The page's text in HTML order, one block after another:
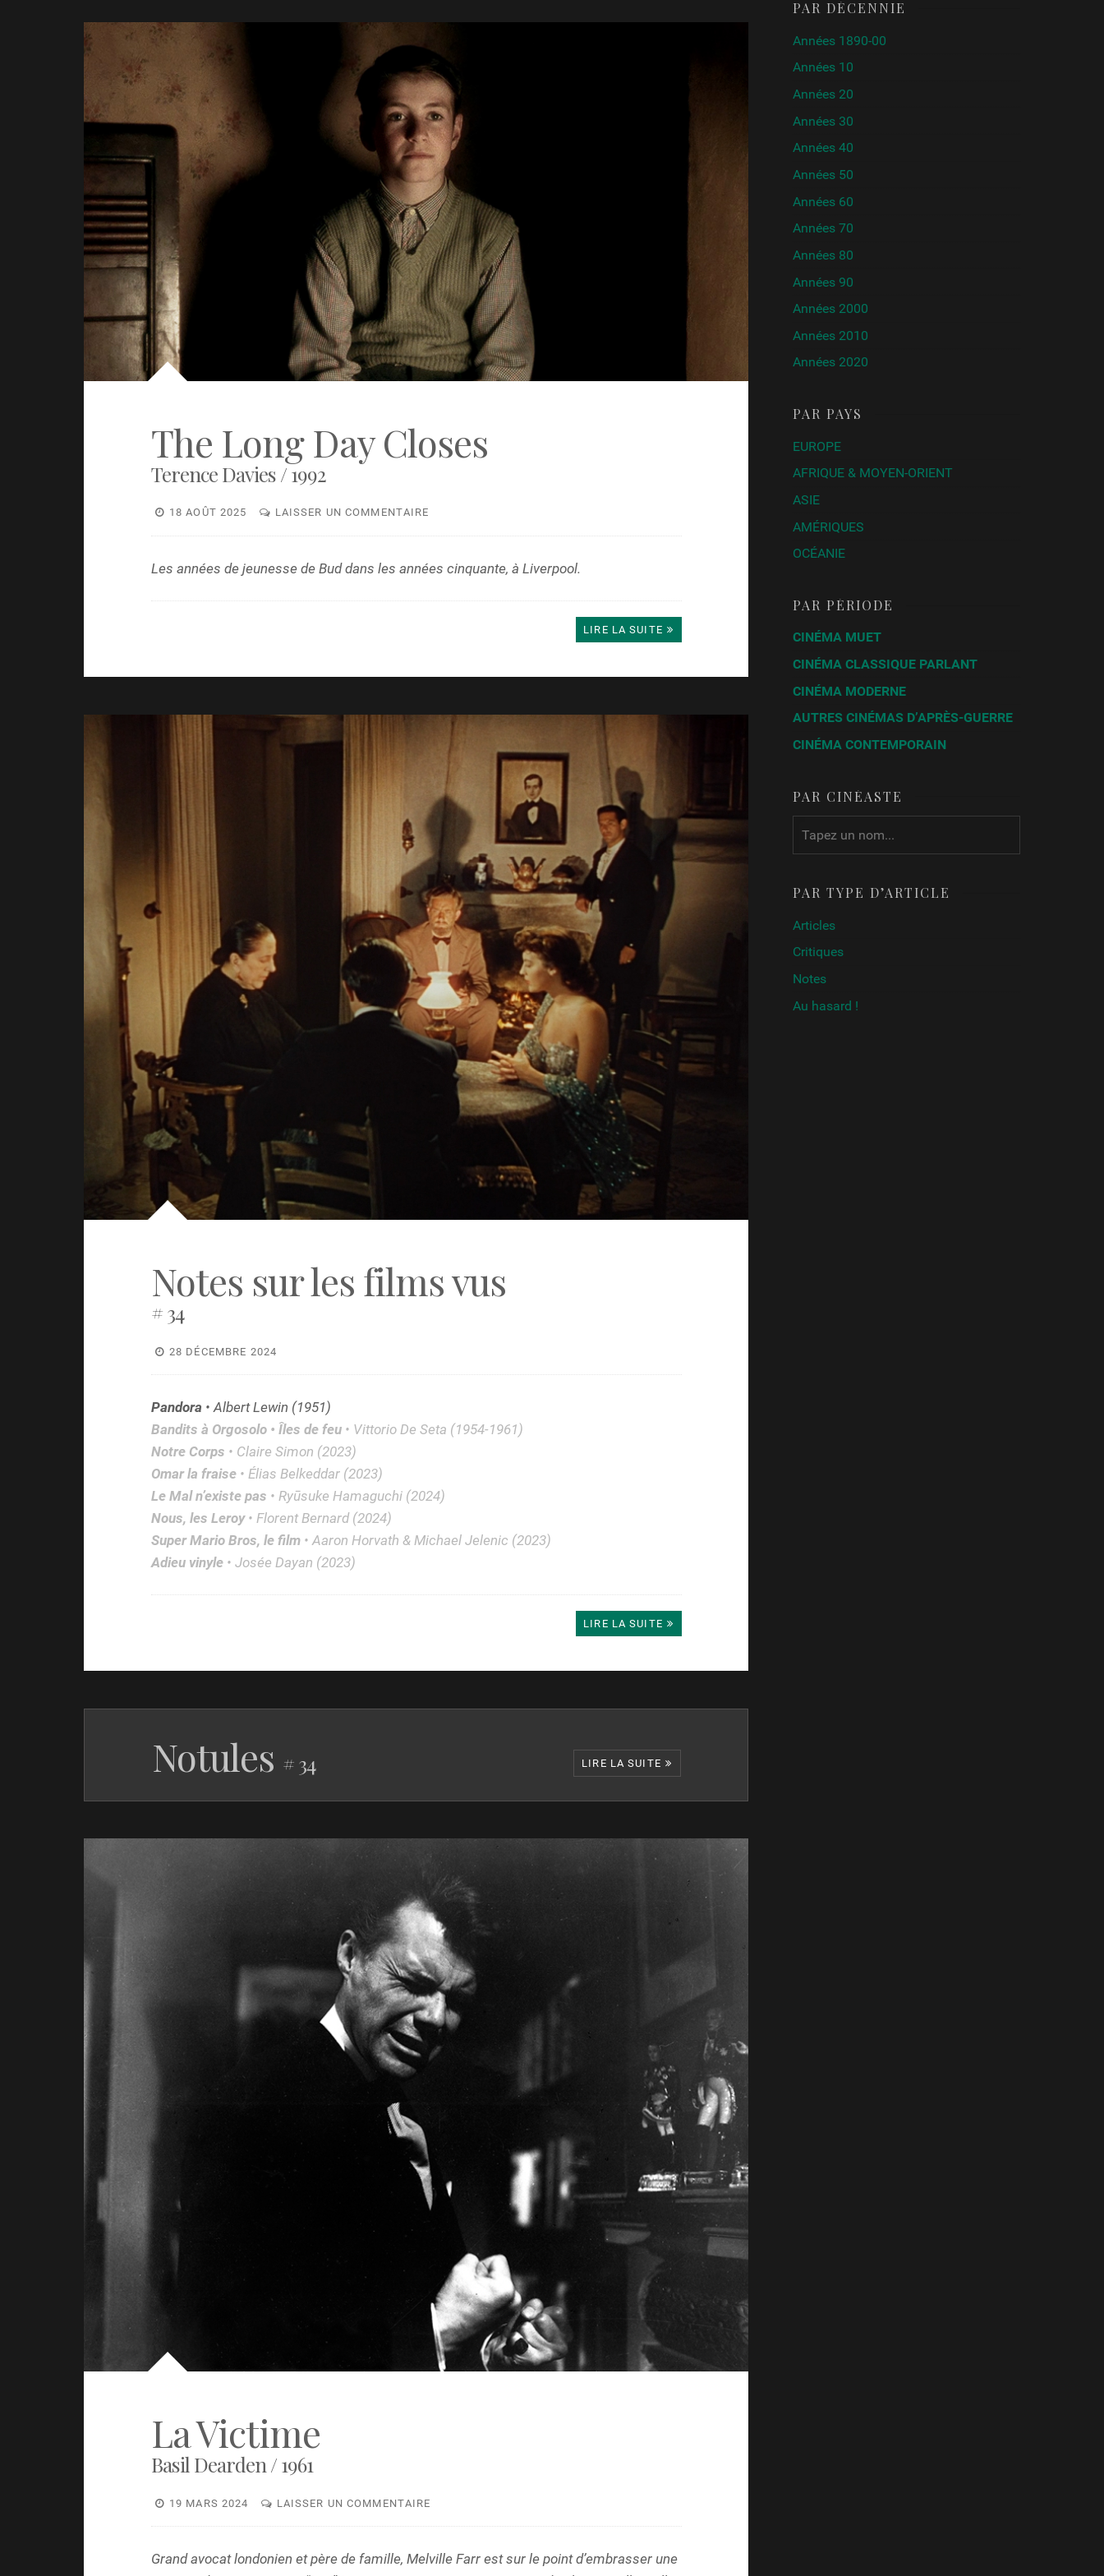
The Long Day Closes
Terence Davies / 1992
18 AOÛT 2025 LAISSER UN COMMENTAIRE
Les années de jeunesse de Bud dans les années cinquante, à Liverpool.
LIRE LA SUITE
Notes sur les films vus
# 34
28 DÉCEMBRE 2024
Pandora • Albert Lewin (1951)
Bandits à Orgosolo • Îles de feu • Vittorio De Seta (1954-1961)
Notre Corps • Claire Simon (2023)
Omar la fraise• Élias Belkeddar (2023)
Le Mal n’existe pas • Ryūsuke Hamaguchi (2024)
Nous, les Leroy• Florent Bernard (2024)
Super Mario Bros, le film• Aaron Horvath & Michael Jelenic (2023)
Adieu vinyle• Josée Dayan (2023)
LIRE LA SUITE
Notules # 34
Past Lives
Celine Song
2023
Love Lies Bleeding
Rose Glass
Kelly Reichardt
Nimród Antal
Indiana Jones et le Cadran de la destinée
James Mangold
2023
Mikio Naruse
James Ivory
1985
Spoorloos (L’Homme qui voulait savoir)
George Sluizer
Patrick Tam
Gueorgui
Chenguelaia
Hasse Ekman Suède
Le Squelette de Mme. Morales
Rogelio A. González
1960
Hideyuki Hirayama
1995
Human Being
Ibrahim Shaddad Soudan
1994
Chantal Akerman
1968
Jordon Prince-
Wright
2024
Forever my love (Stars Fell Again) V.W. Scheich USA
2023
Baghead
Alberto Corredor
Allemagne / Royaume-
Uni
2023
John Rosman USA
2024
Something in the water
Hayley Easton
Royaume-Uni
Role play
France / USA /
2023
LIRE LA SUITE
La Victime
Basil Dearden / 1961
19 MARS 2024 LAISSER UN COMMENTAIRE
Grand avocat londonien et père de famille, Melville Farr est sur le point d’embrasser une
PAR DÉCENNIE
Années 1890-00
Années 10
Années 20
Années 30
Années 40
Années 50
Années 60
Années 70
Années 80
Années 90
Années 2000
Années 2010
Années 2020
PAR PAYS
EUROPE
AFRIQUE & MOYEN-ORIENT
ASIE
AMÉRIQUES
OCÉANIE
PAR PÉRIODE
CINÉMA MUET
CINÉMA CLASSIQUE PARLANT
CINÉMA MODERNE
AUTRES CINÉMAS D’APRÈS-GUERRE
CINÉMA CONTEMPORAIN
PAR CINÉASTE
PAR TYPE D’ARTICLE
Articles
Critiques
Notes
Au hasard !